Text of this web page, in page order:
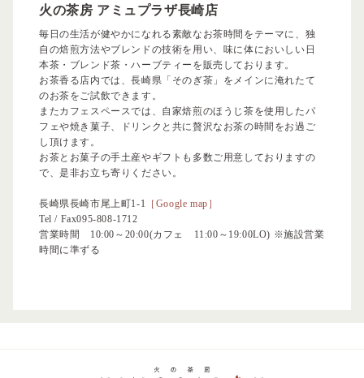
火の茶房 アミュプラザ長崎店
毎日の生活が健やかになれる素敵なお茶時間をテーマに、独
自の焙煎方法やブレンドの技術を用い、味に体においしい日
本茶・ブレンド茶・ハーブティーを販売しております。
お茶香る店内では、長崎県「そのぎ茶」をメインに淹れたて
のお茶をご試飲できます。
またカフェスペースでは、自家焙煎のほうじ茶を使用したパ
フェや焼き菓子、ドリンクと共に贅沢なお茶の時間をお過ご
し頂けます。
お茶とお菓子の手土産やギフトも多数ご用意しておりますの
で、是非お立ち寄りください。
長崎県長崎市尾上町1-1
［Google map］
Tel / Fax095-808-1712
営業時間 10:00～20:00(カフェ 11:00～19:00LO) ※施設営業
時間に準ずる